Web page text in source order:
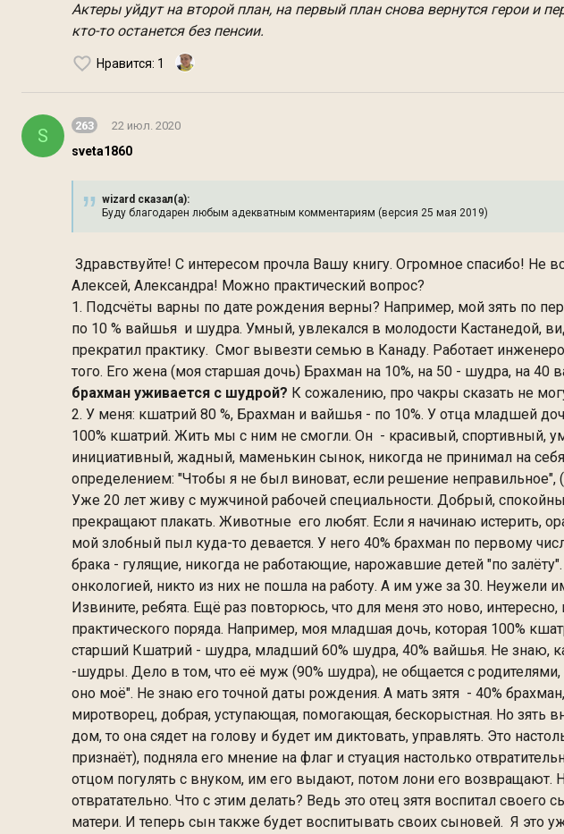
Актеры уйдут на второй план, на первый план снова вернутся герои и
кто-то останется без пенсии.
Нравится: 1
S 263 22 июл. 2020
sveta1860
wizard сказал(а):
Буду благодарен любым адекватным комментариям (версия 25 мая 2019)
Здравствуйте! С интересом прочла Вашу книгу. Огромное спасибо! Не
Алексей, Александра! Можно практический вопрос?
1. Подсчёты варны по дате рождения верны? Например, мой зять по
по 10 % вайшья и шудра. Умный, увлекался в молодости Кастанедой,
прекратил практику. Смог вывезти семью в Канаду. Работает
того. Его жена (моя старшая дочь) Брахман на 10%, на 50 - шудра, на
брахман уживается с шудрой? К сожалению, про чакры сказать не
2. У меня: кшатрий 80 %, Брахман и вайшья - по 10%. У отца младшей
100% кшатрий. Жить мы с ним не смогли. Он - красивый, спортивный,
инициативный, жадный, маменькин сынок, никогда не принимал на
определением: "Чтобы я не был виноват, если решение неправильное",
Уже 20 лет живу с мужчиной рабочей специальности. Добрый,
прекращают плакать. Животные его любят. Если я начинаю истерить,
мой злобный пыл куда-то девается. У него 40% брахман по первому
брака - гулящие, никогда не работающие, нарожавшие детей "по
онкологией, никто из них не пошла на работу. А им уже за 30. Неужели
Извините, ребята. Ещё раз повторюсь, что для меня это ново,
практического поряда. Например, моя младшая дочь, которая 100%
старший Кшатрий - шудра, младший 60% шудра, 40% вайшья. Не знаю,
-шудры. Дело в том, что её муж (90% шудра), не общается с
оно моё". Не знаю его точной даты рождения. А мать зятя - 40%
миротворец, добрая, уступающая, помогающая, бескорыстная. Но зять
дом, то она сядет на голову и будет им диктовать, управлять. Это
признаёт), подняла его мнение на флаг и стуация настолько
отцом погулять с внуком, им его выдают, потом лони его возвращают.
отвратательно. Что с этим делать? Ведь это отец зятя воспитал
матери. И теперь сын также будет воспитывать своих сыновей. Я это